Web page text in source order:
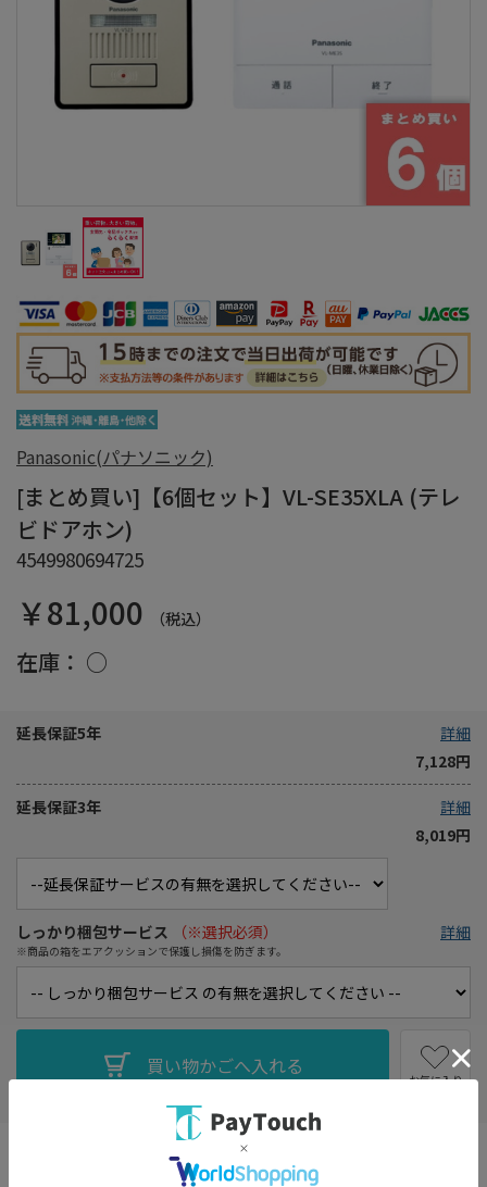
Panasonic(パナソニック)
[まとめ買い]【6個セット】VL-SE35XLA (テレ
ビドアホン)
4549980694725
￥81,000 （税込）
在庫： ○
延長保証5年
詳細
7,128円
延長保証3年
詳細
8,019円
しっかり梱包サービス （※選択必須）
※商品の箱をエアクッションで保護し損傷を防ぎます。
詳細
お気に入り
電源方式(親機)： 電源直結式